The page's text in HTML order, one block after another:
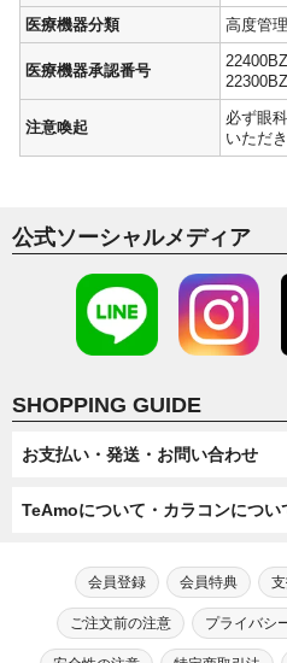
医療機器分類 高度管
医療機器承認番号
注意喚起
必ず眼
いただ
公式ソーシャルメディア
SHOPPING GUIDE
お支払い・発送・お問い合わせ
●ケータイでのお支払い
手数料：無料
●配送方法
宅配便（佐川急便・ヤマト運輸・ゆう
ト/ネコポス）での配送をお選びいただ
※数量制限によりメール便での配送を
送料について
宅配便（佐川急便・ヤマト運輸・ゆうパ
メール便（ゆうパケット/ネコポス）送
注文・返品について
TeAmoについて・カラコンについ
第一種医療機器販売業許可及び高度管
ます。
高度管理医療機器等販売業許可証「6新
芸能人・モデルが愛用！
TeAmoだけの度なし・度ありカ
会員登録 会員特典
ご注文前の注意 プライバシ